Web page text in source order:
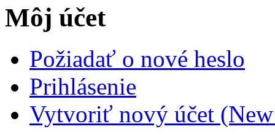
Môj účet
Požiadať o nové heslo
Prihlásenie
Vytvoriť nový účet